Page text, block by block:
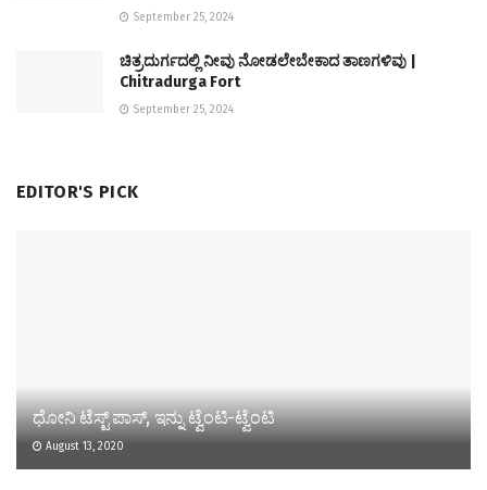
September 25, 2024
ಚಿತ್ರದುರ್ಗದಲ್ಲಿ ನೀವು ನೋಡಲೇಬೇಕಾದ ತಾಣಗಳಿವು |
Chitradurga Fort
September 25, 2024
EDITOR'S PICK
ಧೋನಿ ಟೆಸ್ಟ್ ಪಾಸ್, ಇನ್ನು ಟ್ವೆಂಟಿ-ಟ್ವೆಂಟಿ
August 13, 2020